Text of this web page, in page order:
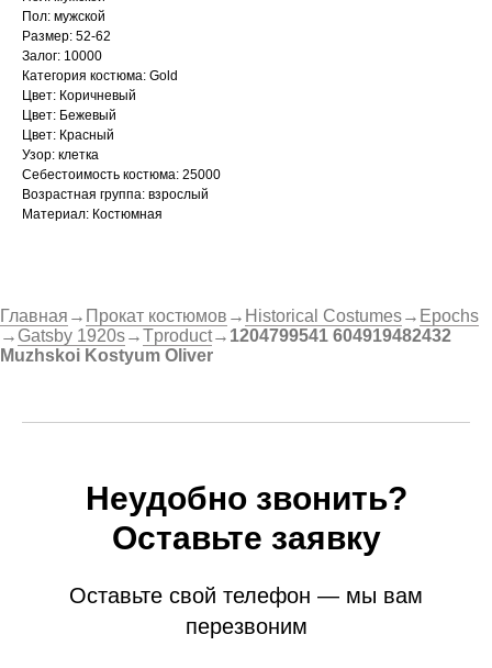
Пол: мужской
Размер: 52-62
Залог: 10000
Категория костюма: Gold
Цвет: Коричневый
Цвет: Бежевый
Цвет: Красный
Узор: клетка
Себестоимость костюма: 25000
Возрастная группа: взрослый
Материал: Костюмная
Главная → Прокат костюмов → Historical Costumes→ Epochs
→ Gatsby 1920s→Tproduct→ 1204799541 604919482432
Muzhskoi Kostyum Oliver
Неудобно звонить?
Оставьте заявку
Оставьте свой телефон — мы вам
перезвоним